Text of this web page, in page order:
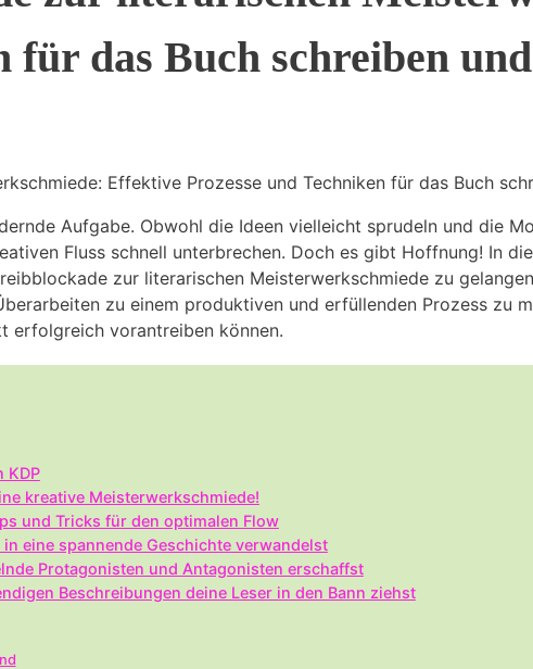
für das Buch schreiben
Effektive Prozesse und Techniken für das Buch
Aufgabe. Obwohl die Ideen vielleicht sprudeln und die
Fluss schnell unterbrechen. Doch es gibt Hoffnung! In
zur literarischen Meisterwerkschmiede zu
zu einem produktiven und erfüllenden Prozess zu
erfolgreich vorantreiben können.
KDP
‍kreative‌ Meisterwerkschmiede!
und Tricks für ⁤den ⁤optimalen Flow
‍eine spannende Geschichte verwandelst
Protagonisten und Antagonisten erschaffst
Beschreibungen‌ deine Leser⁤ in ⁢den Bann ziehst